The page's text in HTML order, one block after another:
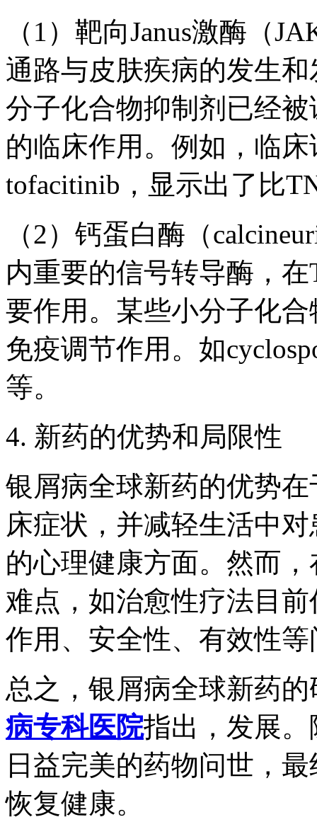
（1）靶向Janus激酶（
通路与皮肤疾病的发生
分子化合物抑制剂已经
的临床作用。例如，临
tofacitinib，显示出了比
（2）钙蛋白酶（
内重要的信号转导酶，
要作用。某些小分子化
免疫调节作用。如
等。
4. 新药的优势和局限性
银屑病全球新药的优势
床症状，并减轻生活中
的心理健康方面。然而
难点，如治愈性疗法目
作用、安全性、有效性
总之，银屑病全球新药
病专科医院指出，发展
日益完美的药物问世，
恢复健康。